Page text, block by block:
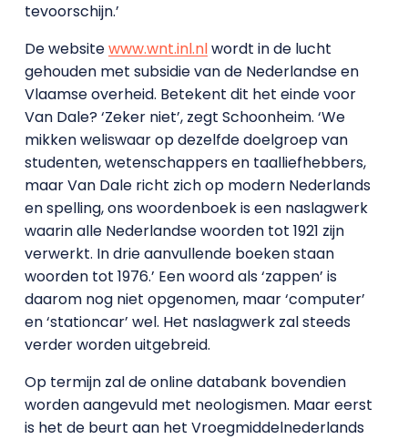
tevoorschijn.’
De websitewww.wnt.inl.nlwordt in de lucht
gehouden met subsidie van de Nederlandse en
Vlaamse overheid. Betekent dit het einde voor
Van Dale? ‘Zeker niet’, zegt Schoonheim. ‘We
mikken weliswaar op dezelfde doelgroep van
studenten, wetenschappers en taalliefhebbers,
maar Van Dale richt zich op modern Nederlands
en spelling, ons woordenboek is een naslagwerk
waarin alle Nederlandse woorden tot 1921 zijn
verwerkt. In drie aanvullende boeken staan
woorden tot 1976.’ Een woord als ‘zappen’ is
daarom nog niet opgenomen, maar ‘computer’
en ‘stationcar’ wel. Het naslagwerk zal steeds
verder worden uitgebreid.
Op termijn zal de online databank bovendien
worden aangevuld met neologismen. Maar eerst
is het de beurt aan het Vroegmiddelnederlands